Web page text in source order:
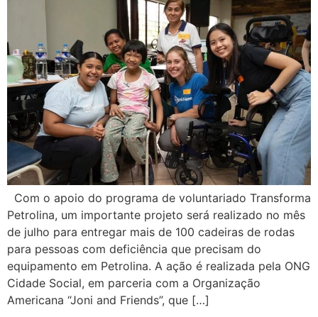
Com o apoio do programa de voluntariado Transforma
Petrolina, um importante projeto será realizado no mês
de julho para entregar mais de 100 cadeiras de rodas
para pessoas com deficiência que precisam do
equipamento em Petrolina. A ação é realizada pela ONG
Cidade Social, em parceria com a Organização
Americana “Joni and Friends”, que […]